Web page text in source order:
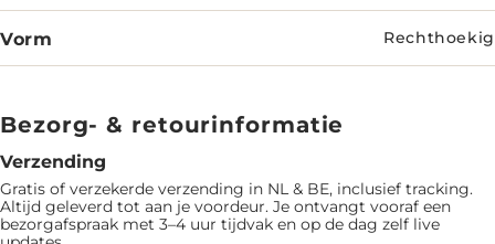
Vorm Rechthoekig
Bezorg- & retourinformatie
Verzending
Gratis of verzekerde verzending in NL & BE, inclusief tracking.
Altijd geleverd tot aan je voordeur. Je ontvangt vooraf een
bezorgafspraak met 3–4 uur tijdvak en op de dag zelf live